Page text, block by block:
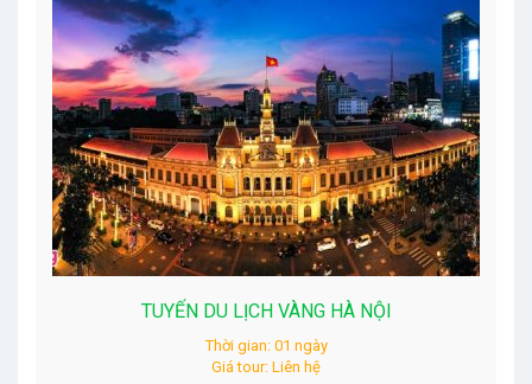
TUYẾN DU LỊCH VÀNG HÀ NỘI
Thời gian: 01 ngày
Giá tour: Liên hệ